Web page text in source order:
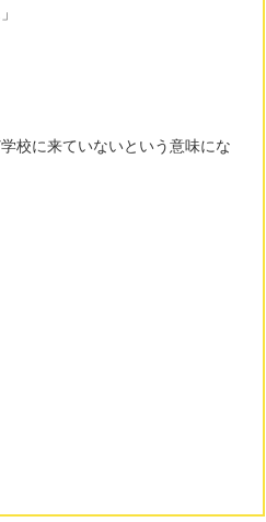
校に来ていないという意味にな